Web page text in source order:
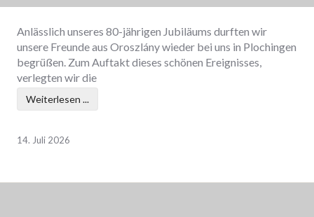
Anlässlich unseres 80-jährigen Jubiläums durften wir
unsere Freunde aus Oroszlány wieder bei uns in Plochingen
begrüßen. Zum Auftakt dieses schönen Ereignisses,
verlegten wir die
Weiterlesen ...
14. Juli 2026